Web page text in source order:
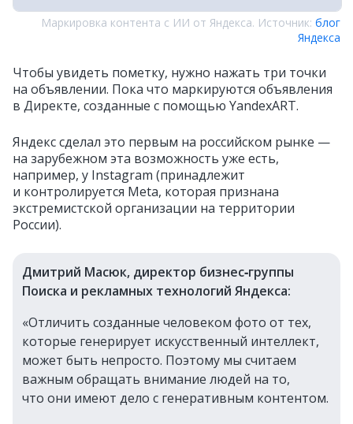
Маркировка контента с ИИ от Яндекса. Источник: блог
Яндекса
Чтобы увидеть пометку, нужно нажать три точки
на объявлении. Пока что маркируются объявления
в Директе, созданные с помощью YandexART.
Яндекс сделал это первым на российском рынке —
на зарубежном эта возможность уже есть,
например, у Instagram (принадлежит
и контролируется Meta, которая признана
экстремистской организации на территории
России).
Дмитрий Масюк, директор бизнес‑группы
Поиска и рекламных технологий Яндекса:
«Отличить созданные человеком фото от тех,
которые генерирует искусственный интеллект,
может быть непросто. Поэтому мы считаем
важным обращать внимание людей на то,
что они имеют дело с генеративным контентом.